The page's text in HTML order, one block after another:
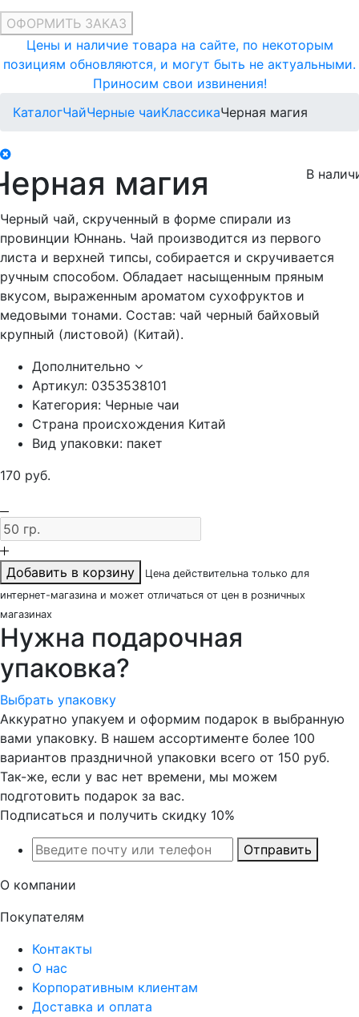
ОФОРМИТЬ ЗАКАЗ
Цены и наличие товара на сайте, по некоторым
позициям обновляются, и могут быть не актуальными.
Приносим свои извинения!
КаталогЧайЧерные чаиКлассикаЧерная магия
магия В
Черный чай, скрученный в форме спирали из
провинции Юннань. Чай производится из первого
листа и верхней типсы, собирается и скручивается
ручным способом. Обладает насыщенным пряным
вкусом, выраженным ароматом сухофруктов и
медовыми тонами. Состав: чай черный байховый
крупный (листовой) (Китай).
Дополнительно
Артикул: 0353538101
Категория: Черные чаи
Страна происхождения Китай
Вид упаковки: пакет
170 руб.
Добавить в корзину
Цена действительна только для
интернет-магазина и может отличаться от цен в розничных
магазинах
Нужна подарочная
упаковка?
Выбрать упаковку
Аккуратно упакуем и оформим подарок в выбранную
вами упаковку. В нашем ассортименте более 100
вариантов праздничной упаковки всего от 150 руб.
Так-же, если у вас нет времени, мы можем
подготовить подарок за вас.
Подписаться и получить скидку 10%
Отправить
О компании
Покупателям
Контакты
О нас
Корпоративным клиентам
Доставка и оплата